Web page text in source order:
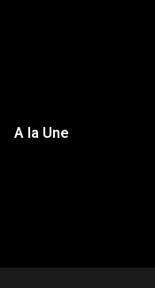
A la Une